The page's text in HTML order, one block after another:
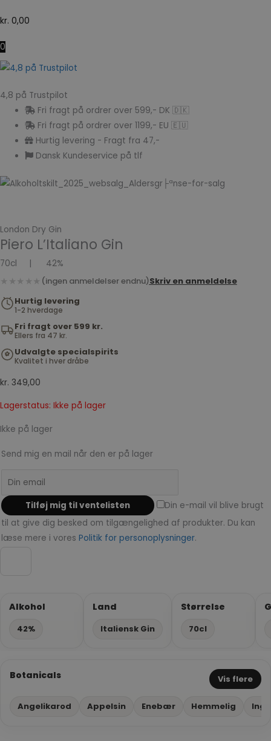
kr. 0,00
0
4,8 på Trustpilot
Fri fragt på ordrer over 599,- DK 🇩🇰
Fri fragt på ordrer over 1199,- EU 🇪🇺
Hurtig levering - Fragt fra 47,-
Dansk Kundeservice på tlf
London Dry Gin
Piero L’Italiano Gin
70cl | 42%
★★★★★ (ingen anmeldelser endnu)Skriv en anmeldelse
Hurtig levering
1-2 hverdage
Fri fragt over 599 kr.
Ellers fra 47 kr.
Udvalgte specialspirits
Kvalitet i hver dråbe
kr. 349,00
Lagerstatus: Ikke på lager
Ikke på lager
Send mig en mail når den er på lager
Din e-mail vil blive brugt
til at give dig besked om tilgængelighed af produkter. Du kan
læse mere i vores Politik for personoplysninger.
Alkohol
42%
Land
Italiensk Gin
Størrelse
70cl
Botanicals Vis flere
Angelikarod Appelsin Enebær Hemmelig